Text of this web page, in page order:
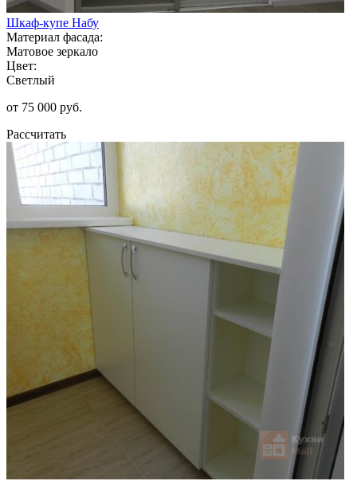
Шкаф-купе Набу
Материал фасада:
Матовое зеркало
Цвет:
Светлый
от 75 000 руб.
Рассчитать